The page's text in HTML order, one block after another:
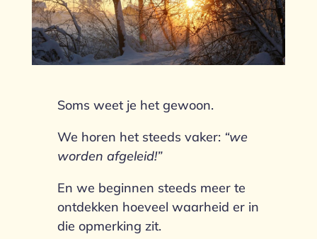
Soms weet je het gewoon.
We horen het steeds vaker: “we
worden afgeleid!”
En we beginnen steeds meer te
ontdekken hoeveel waarheid er in
die opmerking zit.